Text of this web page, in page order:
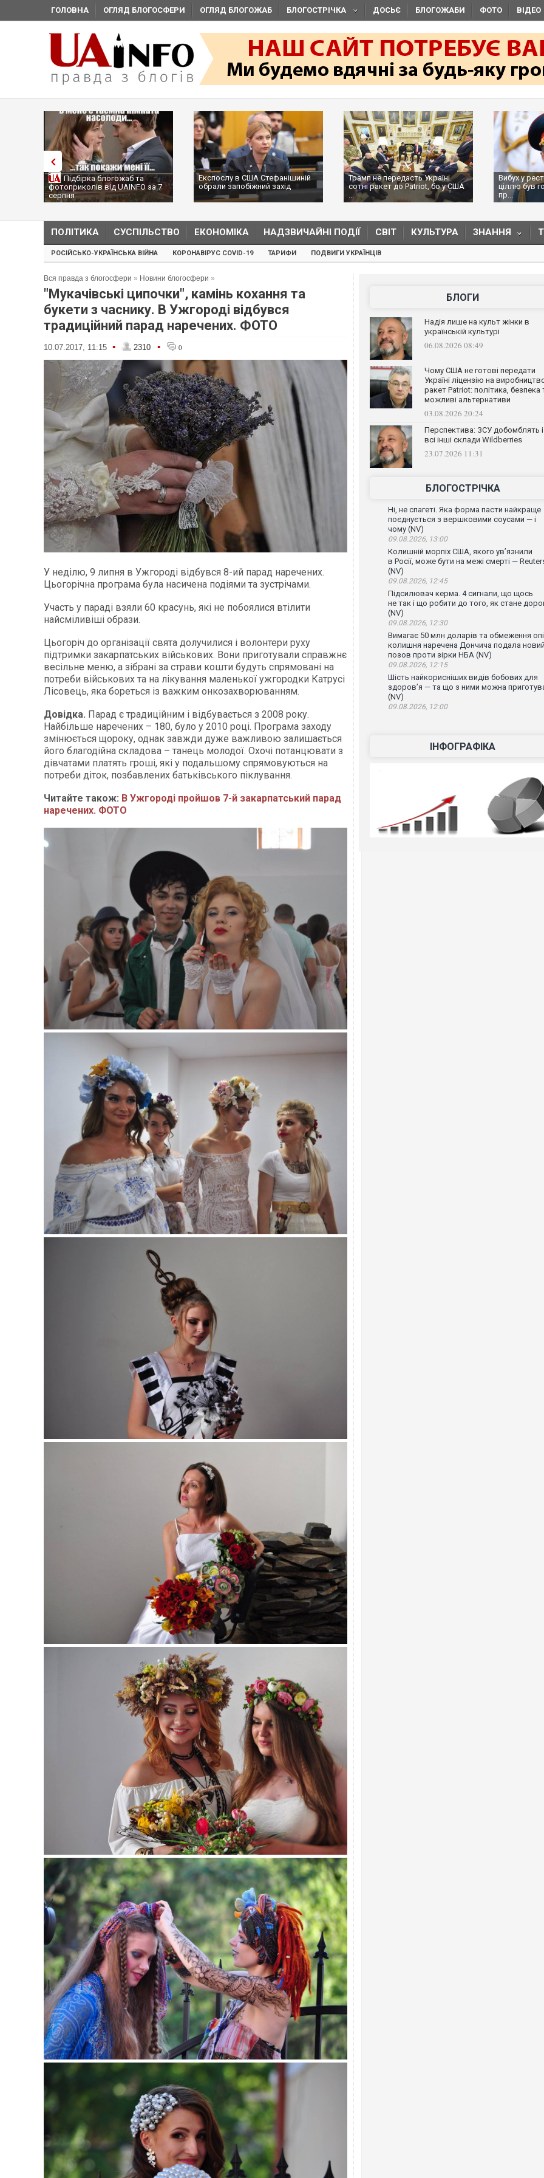
ГОЛОВНА ОГЛЯД БЛОГОСФЕРИ ОГЛЯД БЛОГОЖАБ БЛОГОСТРІЧКА ДОСЬЄ БЛОГОЖАБИ ФОТО ВІДЕО
UAINFO за 7
Експослу в США Стефанішиній
обрали запобіжний захід
Трамп не передасть Україні
сотні ракет до Patriot, бо у США
...
Вибух у ресторані в Москві:
ціллю був головком ВКС Росії,
пр...
ПОЛІТИКА СУСПІЛЬСТВО ЕКОНОМІКА НАДЗВИЧАЙНІ ПОДІЇ СВІТ КУЛЬТУРА ЗНАННЯ
РОСІЙСЬКО-УКРАЇНСЬКА ВІЙНА КОРОНАВІРУС COVID-19 ТАРИФИ ПОДВИГИ УКРАЇНЦІВ
Вся правда з блогосфери » Новини блогосфери »
"Мукачівські ципочки", камінь кохання та
букети з часнику. В Ужгороді відбувся
традиційний парад наречених. ФОТО
10.07.2017, 11:15 • 2310 • 0
У неділю, 9 липня в Ужгороді відбувся 8-ий парад наречених.
Цьогорічна програма була насичена подіями та зустрічами.
Участь у параді взяли 60 красунь, які не побоялися втілити
найсміливіші образи.
Цьогоріч до організації свята долучилися і волонтери руху
підтримки закарпатських військових. Вони приготували справжнє
весільне меню, а зібрані за страви кошти будуть спрямовані на
потреби військових та на лікування маленької ужгородки Катрусі
Лісовець, яка бореться із важким онкозахворюванням.
Довідка. Парад є традиційним і відбувається з 2008 року.
Найбільше наречених – 180, було у 2010 році. Програма заходу
змінюється щороку, однак завжди дуже важливою залишається
його благодійна складова – танець молодої. Охочі потанцювати з
дівчатами платять гроші, які у подальшому спрямовуються на
потреби діток, позбавлених батьківського піклування.
Читайте також: В Ужгороді пройшов 7-й закарпатський парад
наречених. ФОТО
БЛОГИ
Надія лише на культ жінки в
українській культурі
06.08.2026 08:49
Чому США не готові передати
Україні ліцензію на
ракет Patriot: політика, безпека
можливі альтернативи
03.08.2026 20:24
Перспектива: ЗСУ добомблять і
всі інші склади Wildberries
23.07.2026 11:31
БЛОГОСТРІЧКА
Ні, не спагеті. Яка форма пасти найкраще
поєднується з вершковими соусами — і
чому (NV)
09.08.2026, 13:00
Колишній морпіх США, якого ув’язнили
в Росії, може бути на межі смерті —
(NV)
09.08.2026, 12:45
Підсилювач керма. 4 сигнали, що щось
не так і що робити до того, як стане
(NV)
09.08.2026, 12:30
Вимагає 50 млн доларів та обмеження
колишня наречена Дончича подала новий
позов проти зірки НБА (NV)
09.08.2026, 12:15
Шість найкорисніших видів бобових для
здоров’я — та що з ними можна
(NV)
09.08.2026, 12:00
ІНФОГРАФІКА